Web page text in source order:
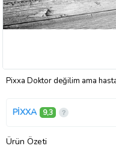
Pixxa Doktor değilim ama
PİXXA 9,3
Ürün Özeti